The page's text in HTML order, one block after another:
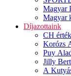
Magyar
Magyar
Díjazottaink
CH
Korózs
Puy
Jilly
A